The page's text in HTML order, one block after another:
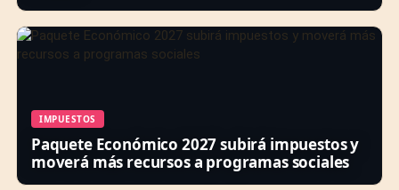
IMPUESTOS
Paquete Económico 2027 subirá impuestos y
moverá más recursos a programas sociales